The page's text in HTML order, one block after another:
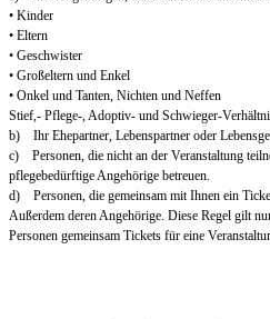
• Kinder
• Eltern
• Geschwister
• Großeltern und Enkel
• Onkel und Tanten, Nichten und Neffen
Stief,- Pflege-, Adoptiv- und Schwieger-
b) Ihr Ehepartner, Lebenspartner oder
c) Personen, die nicht an der Veranstaltung
pflegebedürftige Angehörige betreuen.
d) Personen, die gemeinsam mit Ihnen ein
Außerdem deren Angehörige. Diese Regel gilt
Personen gemeinsam Tickets für eine